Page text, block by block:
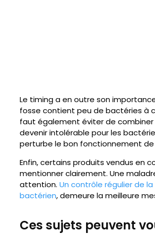
Le timing a en outre son
fosse contient peu de bactéries à
faut également éviter de
devenir intolérable pour les
perturbe le bon fonctionnement de
Enfin, certains produits vendus en
mentionner clairement. Une
attention. Un contrôle régulier de
bactérien, demeure la meilleure
Ces sujets peuvent